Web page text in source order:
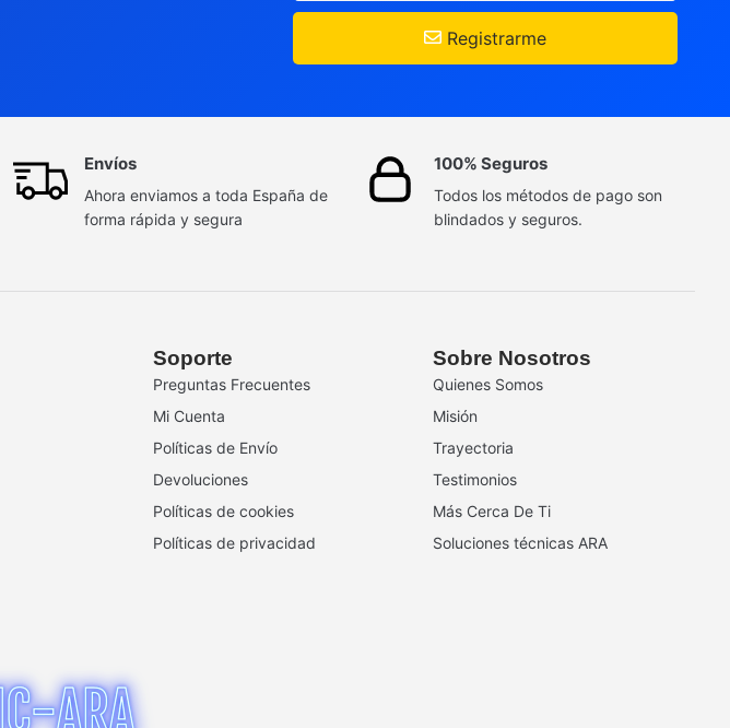
Registrarme
Envíos
Ahora enviamos a toda España de
forma rápida y segura
100% Seguros
Todos los métodos de pago son
blindados y seguros.
Soporte
Preguntas Frecuentes
Mi Cuenta
Políticas de Envío
Devoluciones
Políticas de cookies
Políticas de privacidad
Sobre Nosotros
Quienes Somos
Misión
Trayectoria
Testimonios
Más Cerca De Ti
Soluciones técnicas ARA